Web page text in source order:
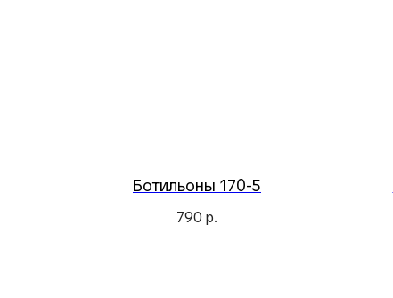
Ботильоны 170-5
790 р.